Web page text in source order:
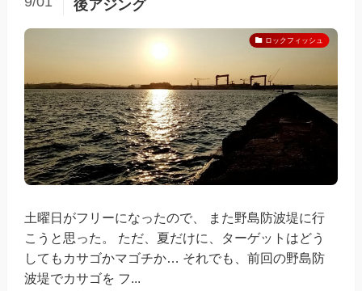
後アジング
ロックフィッシュ
土曜日がフリーになったので、 また野島防波堤に行
こうと思った。 ただ、夏だけに、ターゲットはどう
してもカサゴかマゴチか… それでも、前回の野島防
波堤でカサゴを フ...